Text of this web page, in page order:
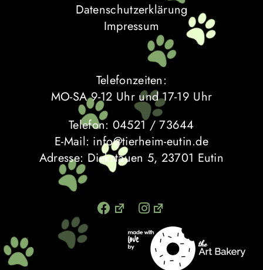
Spenden & Engagieren
Kooperationspartner
Datenschutzerklärung
Impressum
Telefonzeiten:
MO-SA 9-12 Uhr und 17-19 Uhr
Telefon: 04521 / 73644
E-Mail: info@tierheim-eutin.de
Adresse: Diekstauen 5, 23701 Eutin